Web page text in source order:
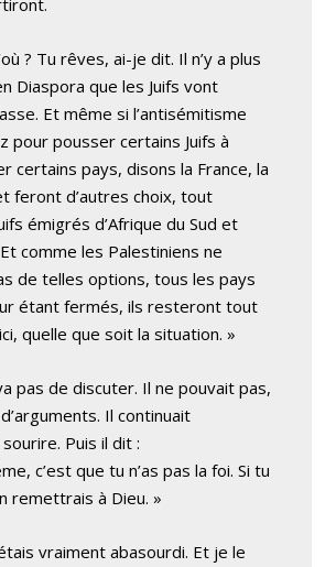
? Tu rêves, ai-je dit. Il n’y a plus
Diaspora que les Juifs vont
Et même si l’antisémitisme
pour pousser certains Juifs à
certains pays, disons la France, la
feront d’autres choix, tout
émigrés d’Afrique du Sud et
comme les Palestiniens ne
de telles options, tous les pays
étant fermés, ils resteront tout
quelle que soit la situation. »
pas de discuter. Il ne pouvait pas,
Il continuait
Puis il dit :
c’est que tu n’as pas la foi. Si tu
remettrais à Dieu. »
vraiment abasourdi. Et je le